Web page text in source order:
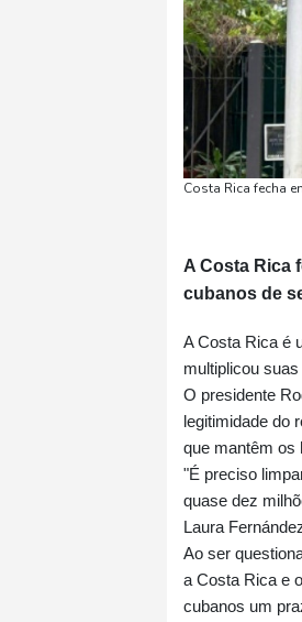
Costa Rica fecha
A Costa Rica
cubanos de
A Costa Rica é
multiplicou
O presidente
legitimidade do
que mantêm os
"É preciso
quase dez
Laura
Ao ser
a Costa Rica e
cubanos um